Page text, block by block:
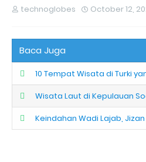
technoglobes October 12,
Baca Juga
10 Tempat Wisata di Turki
Wisata Laut di Kepulauan
Keindahan Wadi Lajab, Jizan